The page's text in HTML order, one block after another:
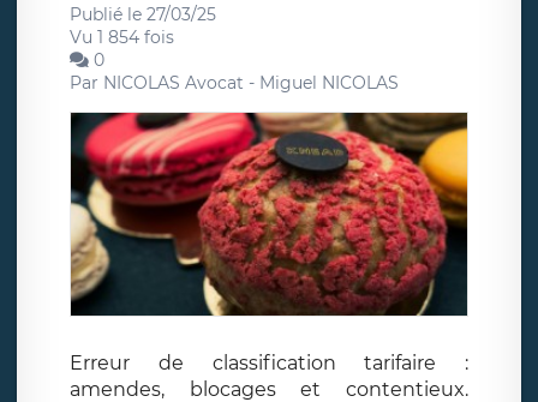
Publié le 27/03/25
Vu 1 854 fois
0
Par NICOLAS Avocat - Miguel NICOLAS
Erreur de classification tarifaire :
amendes, blocages et contentieux.